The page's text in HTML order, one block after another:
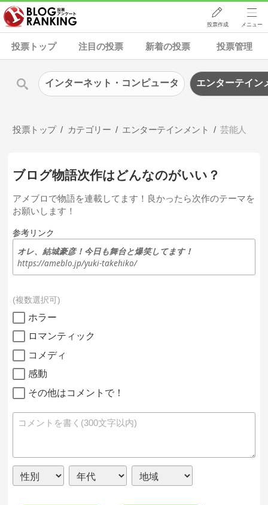
投票作成 メニュー
投票トップ 注目の投票 新着の投票 投票管理
投票トップ カテゴリー エンターテインメント 芸能人
ブログ物語次作はどんなのがいい？
アメブロで物語を連載してます！良かったら次作のテーマを
お願いします！
参考リンク
オレ、結城豪彦！今日も舞台と爆笑してます！
https://ameblo.jp/yuki-takehiko/
複数選択可
ホラー
ロマンティック
コメディ
感動
その他はコメントで！
インターネット・コンピュータ エンターテイン